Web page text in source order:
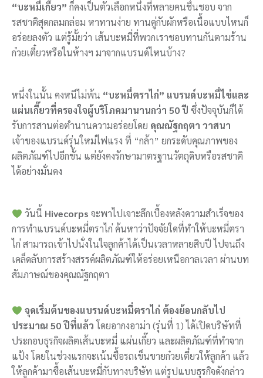
“บะหมี่เกี๊ยว” ก็คงเป็นตัวเลือกหนึ่งที่หลายคนชื่นชอบ จาก
รสชาติสุดกลมกล่อม หาทานง่าย ทานคู่กับผักหรือเนื้อแบบไหนก็
อร่อยลงตัว แต่รู้มั้ยว่า เส้นบะหมี่ที่พวกเราชอบทานกันตามร้าน
ก๋วยเตี๋ยวหรือในห้างฯ มาจากแบรนด์ไหนบ้าง?
หนึ่งในนั้น คงหนีไม่พ้น “บะหมี่ตราไก่” แบรนด์บะหมี่ไข่และ
แผ่นเกี๊ยวที่ครองใจผู้บริโภคมานานกว่า 50 ปี ซึ่งปัจจุบันก็ได้
รับการสานต่อตำนานความอร่อยโดย คุณณัฐกฤตา วาสนา
เจ้าของแบรนด์รุ่นใหม่ไฟแรง ที่ “กล้า” ยกระดับคุณภาพของ
ผลิตภัณฑ์ไปอีกขั้น แต่ยังคงรักษามาตรฐานวัตถุดิบหรือรสชาติ
ได้อย่างมั่นคง
วันนี้ Hivecorps จะพาไปเจาะลึกเบื้องหลังความสำเร็จของ
การทำแบรนด์บะหมี่ตราไก่ ค้นหาว่าปัจจัยใดที่ทำให้บะหมี่ตรา
ไก่ สามารถเข้าไปนั่งในใจลูกค้าได้เป็นเวลาหลายสิบปี ไปจนถึง
เคล็ดลับการสร้างสรรค์ผลิตภัณฑ์ให้อร่อยเหนือกาลเวลา ผ่านบท
สัมภาษณ์ของคุณณัฐกฤตา
จุดเริ่มต้นของแบรนด์บะหมี่ตราไก่ ต้องย้อนกลับไป
ประมาณ 50 ปีที่แล้ว โดยอากงอาม่า (รุ่นที่ 1) ได้เปิดบริษัทที่
ประกอบธุรกิจผลิตเส้นบะหมี่ แผ่นเกี๊ยว และผลิตภัณฑ์ที่ทำจาก
แป้ง โดยในช่วงแรกจะเน้นซื้อรถเข็นขายก๋วยเตี๋ยวให้ลูกค้า แล้ว
ให้ลูกค้ามาซื้อเส้นบะหมี่กับทางบริษัท แต่รูปแบบธุรกิจดังกล่าว